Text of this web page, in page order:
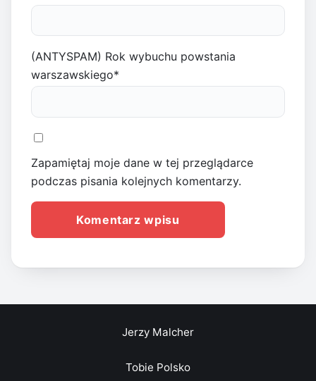
(ANTYSPAM) Rok wybuchu powstania
warszawskiego*
Zapamiętaj moje dane w tej przeglądarce
podczas pisania kolejnych komentarzy.
Jerzy Malcher
Tobie Polsko